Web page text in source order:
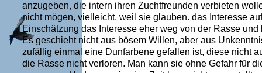
anzugeben, die intern ihren Zuchtfreunden verbieten
nicht mögen, vielleicht, weil sie glauben. das Interesse
Einschätzung das Interesse eher weg von der Rasse
Es geschieht nicht aus bösem Willen, aber aus
zufällig einmal eine Dunfarbene gefallen ist, diese nicht
die Rasse nicht verloren. Man kann sie ohne Gefahr für